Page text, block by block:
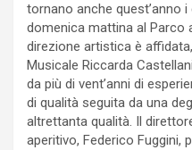
tornano anche quest’anno
domenica mattina al Parco
direzione artistica è
Musicale Riccarda
da più di vent’anni di
di qualità seguita da una
altrettanta qualità. Il
aperitivo, Federico Fuggini,